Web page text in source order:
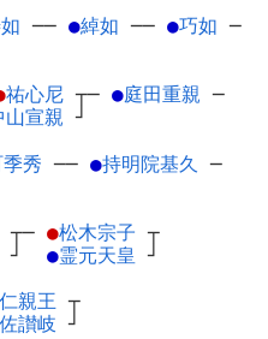
── ●綽如 ── ●巧如 ─
祐心尼 ┬
山宣親 ┘
─ ●庭田重親 ─
秀 ── ●持明院基久 ─
┬
┘
─ ●松木宗子 ┬
●霊元天皇 ┘
親王 ┬
讃岐 ┘